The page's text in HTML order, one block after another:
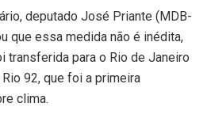
deputado José Priante (MDB-
que essa medida não é inédita,
transferida para o Rio de Janeiro
92, que foi a primeira
clima.